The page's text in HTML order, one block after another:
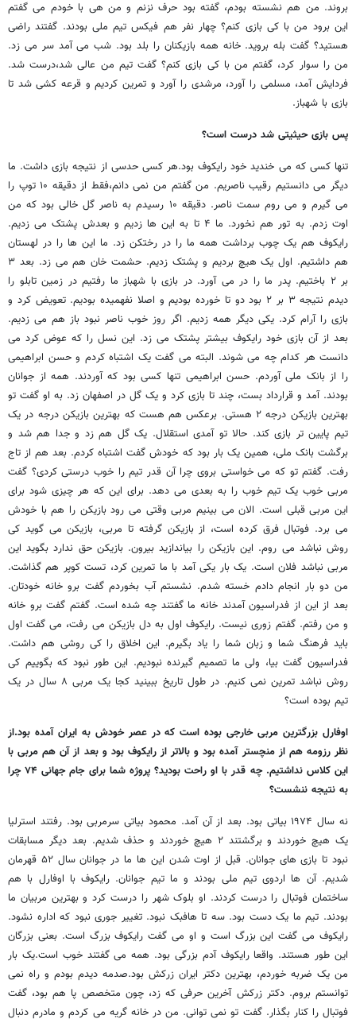
بروند. من هم نشسته بودم، گفته بود حرف نزنم و من هی با خودم می گفتم
این برود من با کی بازی کنم؟ چهار نفر هم فیکس تیم ملی بودند. گفتند راضی
هستید؟ گفت بله بروید. خانه همه بازیکنان را بلد بود. شب می آمد سر می زد.
من را سوار کرد، گفتم من با کی بازی کنم؟ گفت تیم من عالی شد،درست شد.
فردایش آمد، مسلمی را آورد، مرشدی را آورد و تمرین کردیم و قرعه کشی شد تا
بازی با شهباز.
پس بازی حیثیتی شد درست است؟
تنها کسی که می خندید خود رایکوف بود.هر کسی حدسی از نتیجه بازی داشت. ما
دیگر می دانستیم رقیب ناصریم. من گفتم من نمی دانم،فقط از دقیقه ۱۰ توپ را
می گیرم و می روم سمت ناصر. دقیقه ۱۰ رسیدم به ناصر گل خالی بود که من
اوت زدم. به تور هم نخورد. ما ۴ تا به این ها زدیم و بعدش پشتک می زدیم.
رایکوف هم یک چوب برداشت همه ما را در رختکن زد. ما این ها را در لهستان
هم داشتیم. اول یک هیچ بردیم و پشتک زدیم. حشمت خان هم می زد. بعد ۳
بر ۲ باختیم. پدر ما را در می آورد. در بازی با شهباز ما رفتیم در زمین تابلو را
دیدم نتیجه ۳ بر ۲ بود دو تا خورده بودیم و اصلا نفهمیده بودیم. تعویض کرد و
بازی را آرام کرد. یکی دیگر همه زدیم. اگر روز خوب ناصر نبود باز هم می زدیم.
بعد از آن بازی خود رایکوف بیشتر پشتک می زد. این نسل را که عوض کرد می
دانست هر کدام چه می شوند. البته می گفت یک اشتباه کردم و حسن ابراهیمی
را از بانک ملی آوردم. حسن ابراهیمی تنها کسی بود که آوردند. همه از جوانان
بودند. آمد و قرارداد بست، چند تا بازی کرد و یک گل در اصفهان زد. به او گفت تو
بهترین بازیکن درجه ۲ هستی. برعکس هم هست که بهترین بازیکن درجه در یک
تیم پایین تر بازی کند. حالا تو آمدی استقلال. یک گل هم زد و جدا هم شد و
برگشت بانک ملی، همین یک بار بود که خودش گفت اشتباه کردم. بعد هم از تاج
رفت. گفتم تو که می خواستی بروی چرا آن قدر تیم را خوب درستی کردی؟ گفت
مربی خوب یک تیم خوب را به بعدی می دهد. برای این که هر چیزی شود برای
این مربی قبلی است. الان می بینیم مربی وقتی می رود بازیکن را هم با خودش
می برد. فوتبال فرق کرده است، از بازیکن گرفته تا مربی، بازیکن می گوید کی
روش نباشد می روم. این بازیکن را بیاندازید بیرون. بازیکن حق ندارد بگوید این
مربی نباشد فلان است. یک بار یکی آمد با ما تمرین کرد، تست کوپر هم گذاشت.
من دو بار انجام دادم خسته شدم. نشستم آب بخوردم گفت برو خانه خودتان.
بعد از این از فدراسیون آمدند خانه ما گفتند چه شده است. گفتم گفت برو خانه
و من رفتم. گفتم زوری نیست. رایکوف اول به دل بازیکن می رفت، می گفت اول
باید فرهنگ شما و زبان شما را یاد بگیرم. این اخلاق را کی روشی هم داشت.
فدراسیون گفت بیا، ولی ما تصمیم گیرنده نبودیم. این طور نبود که بگوییم کی
روش نباشد تمرین نمی کنیم. در طول تاریخ ببینید کجا یک مربی ۸ سال در یک
تیم بوده است؟
اوفارل بزرگترین مربی خارجی بوده است که در عصر خودش به ایران آمده بود.از
نظر رزومه هم از منچستر آمده بود و بالاتر از رایکوف بود و بعد از آن هم مربی با
این کلاس نداشتیم. چه قدر با او راحت بودید؟ پروژه شما برای جام جهانی ۷۴ چرا
به نتیجه ننشست؟
نه سال ۱۹۷۴ بیاتی بود. بعد از آن آمد. محمود بیاتی سرمربی بود. رفتند استرلیا
یک هیچ خوردند و برگشتند ۲ هیچ خوردند و حذف شدیم. بعد دیگر مسابقات
نبود تا بازی های جوانان. قبل از اوت شدن این ها ما در جوانان سال ۵۲ قهرمان
شدیم. آن ها اردوی تیم ملی بودند و ما تیم جوانان. رایکوف با اوفارل با هم
ساختمان فوتبال را درست کردند. او بلوک شهر را درست کرد و بهترین مربیان ما
بودند. تیم ما یک دست بود. سه تا هافبک نبود. تغییر جوری نبود که اداره نشود.
رایکوف می گفت این بزرگ است و او می گفت رایکوف بزرگ است. بعنی بزرگان
این طور هستند. واقعا رایکوف آدم بزرگی بود. همه می گفتند خوب است.یک بار
من یک ضربه خوردم، بهترین دکتر ایران زرکش بود.صدمه دیدم بودم و راه نمی
توانستم بروم. دکتر زرکش آخرین حرفی که زد، چون متخصص پا هم بود، گفت
فوتبال را کنار بگذار. گفت تو نمی توانی. من در خانه گریه می کردم و مادرم دنبال